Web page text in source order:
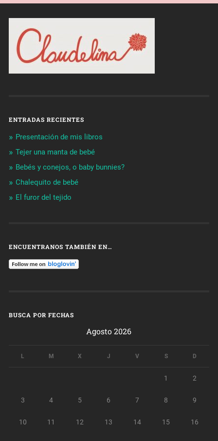
ENTRADAS RECIENTES
Presentación de mis libros
Tejer una manta de bebé
Bebés y conejos, o baby bunnies?
Chalequito de bebé
El furor del tejido
ENCUENTRANOS TAMBIÉN EN…
BUSCA POR FECHAS
Agosto 2026
L M X J V S D
1 2
3 4 5 6 7 8 9
10 11 12 13 14 15 16